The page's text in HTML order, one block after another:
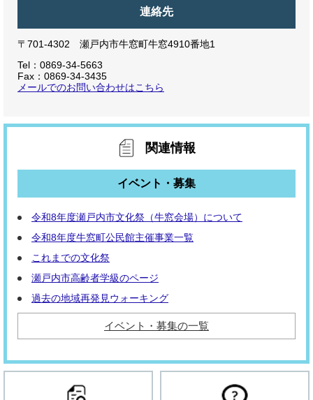
連絡先
〒701-4302 瀬戸内市牛窓町牛窓4910番地1
Tel：0869-34-5663
Fax：0869-34-3435
メールでのお問い合わせはこちら
関連情報
イベント・募集
令和8年度瀬戸内市文化祭（牛窓会場）について
令和8年度牛窓町公民館主催事業一覧
これまでの文化祭
瀬戸内市高齢者学級のページ
過去の地域再発見ウォーキング
イベント・募集の一覧